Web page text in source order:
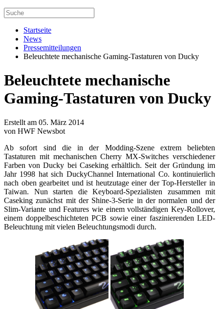
Startseite
News
Pressemitteilungen
Beleuchtete mechanische Gaming-Tastaturen von Ducky
Beleuchtete mechanische
Gaming-Tastaturen von Ducky
Erstellt am 05. März 2014
von HWF Newsbot
Ab sofort sind die in der Modding-Szene extrem beliebten
Tastaturen mit mechanischen Cherry MX-Switches verschiedener
Farben von Ducky bei Caseking erhältlich. Seit der Gründung im
Jahr 1998 hat sich DuckyChannel International Co. kontinuierlich
nach oben gearbeitet und ist heutzutage einer der Top-Hersteller in
Taiwan. Nun starten die Keyboard-Spezialisten zusammen mit
Caseking zunächst mit der Shine-3-Serie in der normalen und der
Slim-Variante und Features wie einem vollständigen Key-Rollover,
einem doppelbeschichteten PCB sowie einer faszinierenden LED-
Beleuchtung mit vielen Beleuchtungsmodi durch.